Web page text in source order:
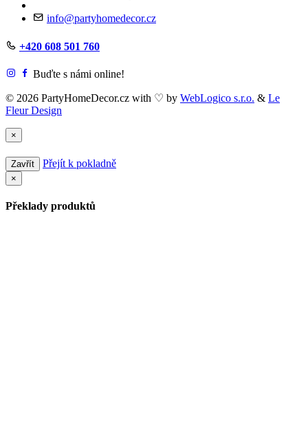
info@partyhomedecor.cz
+420 608 501 760
Buďte s námi online!
© 2026 PartyHomeDecor.cz with ♡ by WebLogico s.r.o. & Le
Fleur Design
×
Zavřít Přejít k pokladně
×
Překlady produktů